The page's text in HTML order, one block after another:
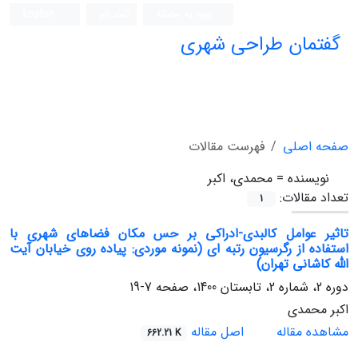
گفتمان طراحی شهری
صفحه اصلی
فهرست مقالات
نویسنده = محمدی، اکبر
تعداد مقالات:
1
تاثیر عوامل کالبدی-ادراکی بر حس مکان فضاهای شهری با
استفاده از رگرسیون رتبه ای (نمونه موردی: پیاده روی خیابان آیت
الله کاشانی تهران)
دوره 2، شماره 2، تابستان 1400، صفحه
7-19
اکبر محمدی
مشاهده مقاله
اصل مقاله 662.21 K